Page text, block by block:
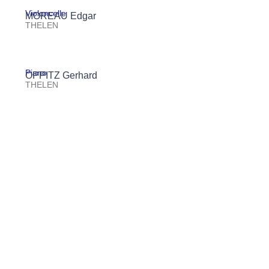
Violoncelle
MOREAU Edgar
THELEN
Piano
OPPITZ Gerhard
THELEN